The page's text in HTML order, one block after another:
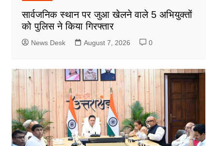
सार्वजनिक स्थान पर जुआ खेलने वाले 5 अभियुक्तों
को पुलिस ने किया गिरफ्तार
News Desk August 7, 2026 0